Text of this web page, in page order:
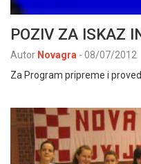
POZIV ZA ISKAZ
Autor Novagra - 08/07/2012
Za Program pripreme i